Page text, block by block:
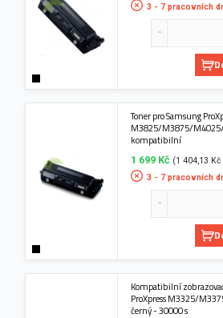
3 - 7 pracovních
Toner pro Samsung
M3825/M3875/
kompatibilní
1 699 Kč (1 404,13 Kč
3 - 7 pracovních
Kompatibilní
ProXpress M3325/
černý - 30000 s